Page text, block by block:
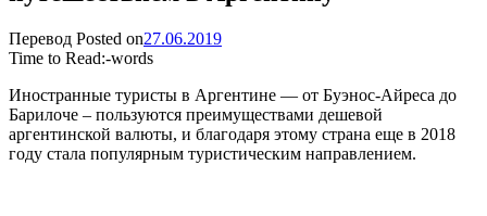
Перевод Posted on27.06.2019
Time to Read:-words
Иностранные туристы в Аргентине — от Буэнос-Айреса до
Барилоче – пользуются преимуществами дешевой
аргентинской валюты, и благодаря этому страна еще в 2018
году стала популярным туристическим направлением.